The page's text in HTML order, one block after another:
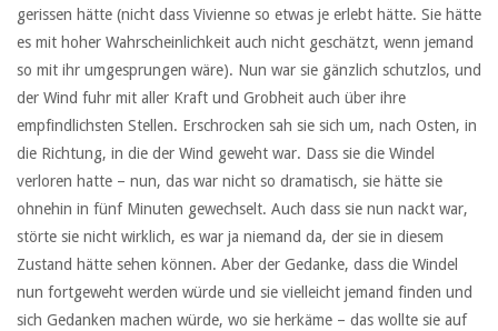
gerissen hätte (nicht dass Vivienne so etwas je erlebt hätte. Sie hätte
es mit hoher Wahrscheinlichkeit auch nicht geschätzt, wenn jemand
so mit ihr umgesprungen wäre). Nun war sie gänzlich schutzlos, und
der Wind fuhr mit aller Kraft und Grobheit auch über ihre
empfindlichsten Stellen. Erschrocken sah sie sich um, nach Osten, in
die Richtung, in die der Wind geweht war. Dass sie die Windel
verloren hatte – nun, das war nicht so dramatisch, sie hätte sie
ohnehin in fünf Minuten gewechselt. Auch dass sie nun nackt war,
störte sie nicht wirklich, es war ja niemand da, der sie in diesem
Zustand hätte sehen können. Aber der Gedanke, dass die Windel
nun fortgeweht werden würde und sie vielleicht jemand finden und
sich Gedanken machen würde, wo sie herkäme – das wollte sie auf